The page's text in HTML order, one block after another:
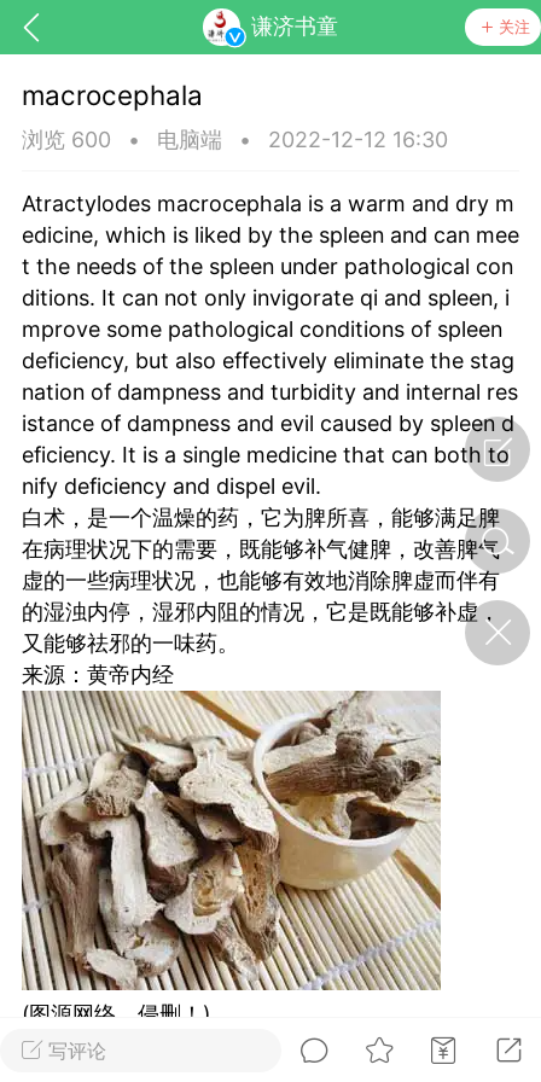
谦济书童 关注
，华夏中医人：家门口的中医人！
节气气象
·特急预警】关
节返乡期间“闪
急提示
0
问答
如何购买【理肺清瘟膏】
【养正护络膏】？
小海（HAi） 2
卫通：内经视角
养要义
0
女子五七，阳明脉衰：女性
养颜首重阳明胃经
写评论
macrocephala
浏览 600 • 电脑端 • 2022-12-12 16:30
Atractylodes macrocephala is a warm and dry m
edicine, which is liked by the spleen and can mee
t the needs of the spleen under pathological con
ditions. It can not only invigorate qi and spleen, i
mprove some pathological conditions of spleen
deficiency, but also effectively eliminate the stag
nation of dampness and turbidity and internal res
istance of dampness and evil caused by spleen d
eficiency. It is a single medicine that can both to
nify deficiency and dispel evil.
白术，是一个温燥的药，它为脾所喜，能够满足脾
在病理状况下的需要，既能够补气健脾，改善脾气
虚的一些病理状况，也能够有效地消除脾虚而伴有
的湿浊内停，湿邪内阻的情况，它是既能够补虚，
又能够祛邪的一味药。
来源：黄帝内经
(图源网络，侵删！)